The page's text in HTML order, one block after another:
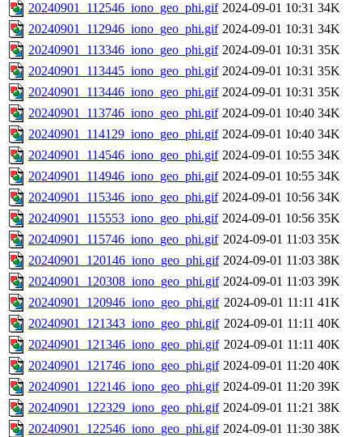
20240901_112546_iono_geo_phi.gif 2024-09-01 10:31 34K
20240901_112946_iono_geo_phi.gif 2024-09-01 10:31 34K
20240901_113346_iono_geo_phi.gif 2024-09-01 10:31 35K
20240901_113445_iono_geo_phi.gif 2024-09-01 10:31 35K
20240901_113446_iono_geo_phi.gif 2024-09-01 10:31 35K
20240901_113746_iono_geo_phi.gif 2024-09-01 10:40 34K
20240901_114129_iono_geo_phi.gif 2024-09-01 10:40 34K
20240901_114546_iono_geo_phi.gif 2024-09-01 10:55 34K
20240901_114946_iono_geo_phi.gif 2024-09-01 10:55 34K
20240901_115346_iono_geo_phi.gif 2024-09-01 10:56 34K
20240901_115553_iono_geo_phi.gif 2024-09-01 10:56 35K
20240901_115746_iono_geo_phi.gif 2024-09-01 11:03 35K
20240901_120146_iono_geo_phi.gif 2024-09-01 11:03 38K
20240901_120308_iono_geo_phi.gif 2024-09-01 11:03 39K
20240901_120946_iono_geo_phi.gif 2024-09-01 11:11 41K
20240901_121343_iono_geo_phi.gif 2024-09-01 11:11 40K
20240901_121346_iono_geo_phi.gif 2024-09-01 11:11 40K
20240901_121746_iono_geo_phi.gif 2024-09-01 11:20 40K
20240901_122146_iono_geo_phi.gif 2024-09-01 11:20 39K
20240901_122329_iono_geo_phi.gif 2024-09-01 11:21 38K
20240901_122546_iono_geo_phi.gif 2024-09-01 11:30 38K